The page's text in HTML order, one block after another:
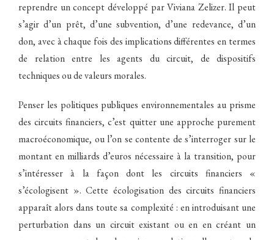
reprendre un concept développé par Viviana Zelizer. Il peut
s’agir d’un prêt, d’une subvention, d’une redevance, d’un
don, avec à chaque fois des implications différentes en termes
de relation entre les agents du circuit, de dispositifs
techniques ou de valeurs morales.
Penser les politiques publiques environnementales au prisme
des circuits financiers, c’est quitter une approche purement
macroéconomique, ou l’on se contente de s’interroger sur le
montant en milliards d’euros nécessaire à la transition, pour
s’intéresser à la façon dont les circuits financiers «
s’écologisent ». Cette écologisation des circuits financiers
apparaît alors dans toute sa complexité : en introduisant une
perturbation dans un circuit existant ou en en créant un